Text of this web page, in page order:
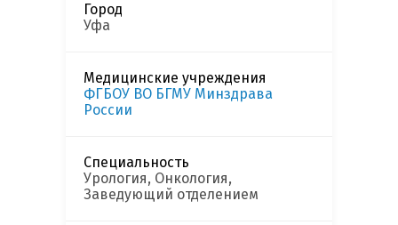
Город
Уфа
Медицинские учреждения
ФГБОУ ВО БГМУ Минздрава
России
Специальность
Урология, Онкология,
Заведующий отделением